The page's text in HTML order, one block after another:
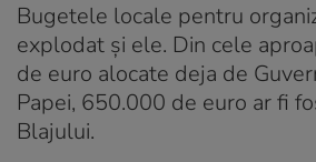
Bugetele locale pentru
explodat și ele. Din cele
de euro alocate deja de
Papei, 650.000 de euro ar fi
Blajului.